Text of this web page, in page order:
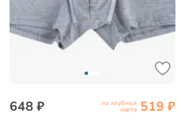
648 ₽ по клубной
карте 519 ₽